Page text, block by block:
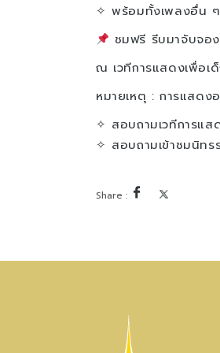
✧ พร้อมทั้งเพลงอื่น
ชมฟรี รีบมาจับจอ
ณ เวทีการแสดงเพื่อเ
หมายเหตุ : การแสดง
✧ สอบถามเวทีการแ
✧ สอบถามเข้าชมนิท